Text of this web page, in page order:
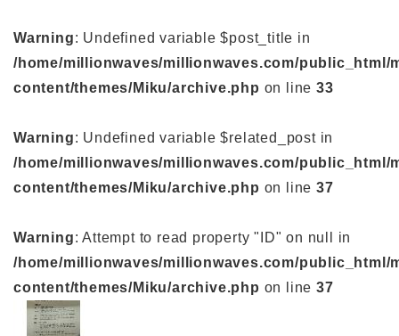
Warning: Undefined variable $post_title in
/home/millionwaves/millionwaves.com/public_html/
content/themes/Miku/archive.php on line33
Warning: Undefined variable $related_post in
/home/millionwaves/millionwaves.com/public_html/
content/themes/Miku/archive.php on line37
Warning: Attempt to read property "ID" on null in
/home/millionwaves/millionwaves.com/public_html/
content/themes/Miku/archive.php on line37